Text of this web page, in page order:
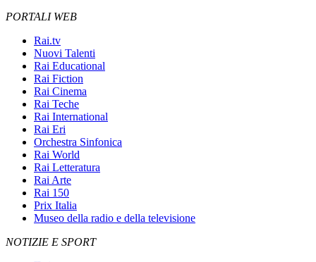
PORTALI WEB
Rai.tv
Nuovi Talenti
Rai Educational
Rai Fiction
Rai Cinema
Rai Teche
Rai International
Rai Eri
Orchestra Sinfonica
Rai World
Rai Letteratura
Rai Arte
Rai 150
Prix Italia
Museo della radio e della televisione
NOTIZIE E SPORT